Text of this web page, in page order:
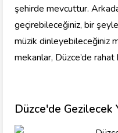
şehirde mevcuttur.
geçirebileceğiniz, bir
müzik dinleyebileceğiniz
mekanlar, Düzce’de
Düzce'de Gezilecek